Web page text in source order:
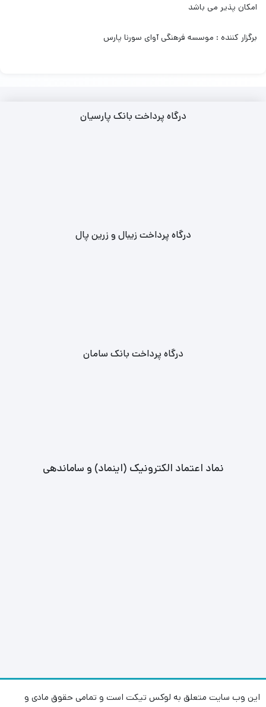
امکان پذیر می باشد
برگزار کننده : موسسه فرهنگی آوای سورنا پارس
درگاه پرداخت بانک پارسیان
درگاه پرداخت زیبال و زرین پال
درگاه پرداخت بانک سامان
نماد اعتماد الکترونیک (اینماد) و ساماندهی
این وب سایت متعلق به لوکس تیکت است و تمامی حقوق مادی و